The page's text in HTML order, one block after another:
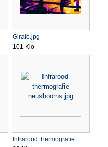
Girafe.jpg
101 Kio
Infrarood thermografie...